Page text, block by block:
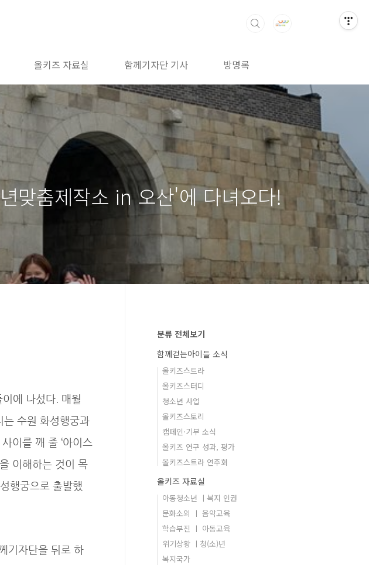
올키즈 자료실 함께기자단 기사 방명록
맞춤제작소 in 오산'에 다녀오다!
에 나섰다. 매월
는 수원 화성행궁과
이를 깨 줄 ‘아이스
이해하는 것이 목
행궁으로 출발했
기자단을 뒤로 하
분류 전체보기
함께걷는아이들 소식
올키즈스트라
올키즈스터디
청소년 사업
올키즈스토리
캠페인·기부 소식
올키즈 연구 성과, 평가
올키즈스트라 연주회
올키즈 자료실
아동청소년 ㅣ복지 인권
문화소외 ㅣ 음악교육
학습부진 ㅣ 아동교육
위기상황 ㅣ청(소)년
복지국가